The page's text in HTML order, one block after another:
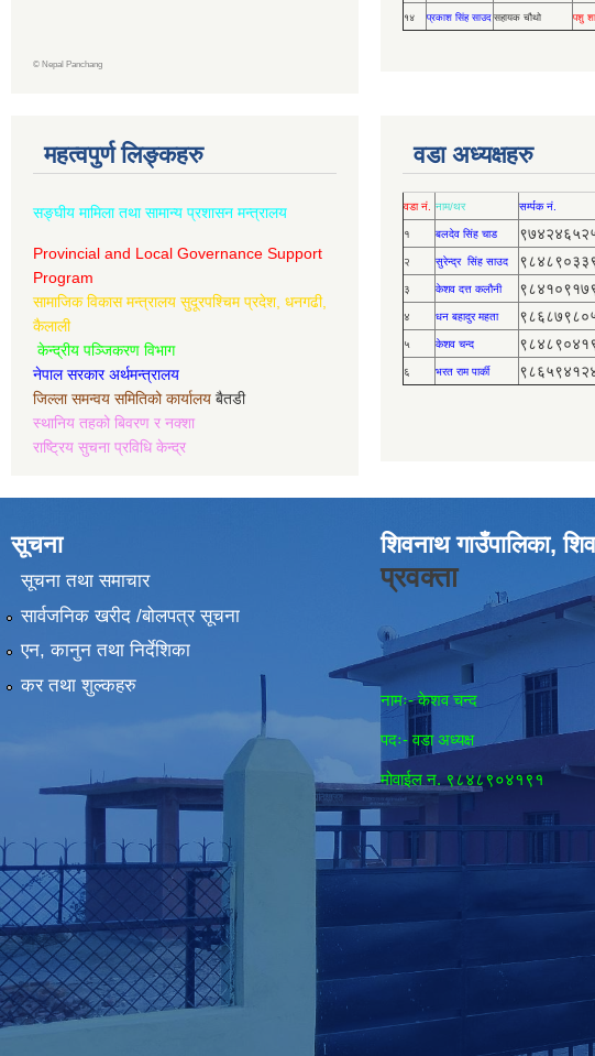
© Nepal Panchang
१४ प्रकाश सिंह साउद सहायक चौथो पशु
महत्वपुर्ण लिङ्कहरु
सङ्घीय मामिला तथा सामान्य प्रशासन मन्त्रालय
Provincial and Local Governance Support
Program
सामाजिक विकास मन्त्रालय सुदूरपश्चिम प्रदेश, धनगढी,
कैलाली
केन्द्रीय पञ्जिकरण विभाग
नेपाल सरकार अर्थमन्त्रालय
जिल्ला समन्वय समितिको कार्यालय बैतडी
स्थानिय तहको बिवरण र नक्शा
राष्ट्रिय सुचना प्रविधि केन्द्र
वडा अध्यक्षहरु
वडा नं. नाम/थर सर्म्पक नं.
१ बलदेव सिंह चाड
२ सुरेन्द्र सिंह साउद
३ केशव दत्त कलौनी
४ धन बहादुर महता
५ केशव चन्द
६ भरत राम पार्की
सूचना
सूचना तथा समाचार
सार्वजनिक खरीद /बोलपत्र सूचना
एन, कानुन तथा निर्देशिका
कर तथा शुल्कहरु
शिवनाथ गाउँपालिका,
प्रवक्ता
नामः- केशव चन्द
पदः- वडा अध्यक्ष
मोवाईल न‌. ९८४८९०४१९१